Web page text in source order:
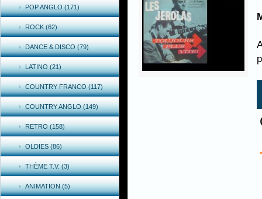
POP ANGLO (171)
ROCK (62)
DANCE & DISCO (79)
LATINO (21)
COUNTRY FRANCO (117)
COUNTRY ANGLO (149)
RETRO (158)
OLDIES (86)
THÈME T.V. (3)
ANIMATION (5)
*